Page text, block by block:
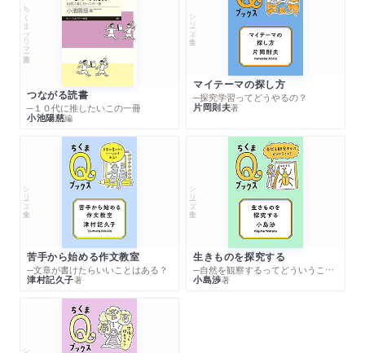
ちくまプリマー新書
つながる読書
─１０代に推したいこの一冊
小池陽慈編
シリーズ・全集
マイテーマの探し方
─探究学習ってどうやるの？
片岡則夫著
シリーズ・全集
苦手から始める作文教室
─文章が書けたらいいことはある？
津村記久子著
シリーズ・全集
生きものを探究する
─自然を観察するってどういうこと？
小島渉著